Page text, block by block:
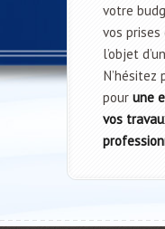
votre
vos
l’objet
pour une
vos